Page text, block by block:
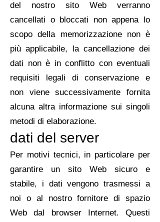
del nostro sito Web verranno
cancellati o bloccati non appena lo
scopo della memorizzazione non è
più applicabile, la cancellazione dei
dati non è in conflitto con eventuali
requisiti legali di conservazione e
non viene successivamente fornita
alcuna altra informazione sui singoli
metodi di elaborazione.
dati del server
Per motivi tecnici, in particolare per
garantire un sito Web sicuro e
stabile, i dati vengono trasmessi a
noi o al nostro fornitore di spazio
Web dal browser Internet. Questi